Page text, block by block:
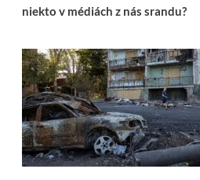
niekto v médiách z nás srandu?